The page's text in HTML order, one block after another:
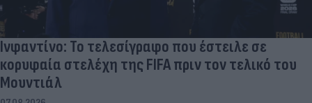
Ινφαντίνο: Το τελεσίγραφο που έστειλε σε
κορυφαία στελέχη της FIFA πριν τον τελικό του
Μουντιάλ